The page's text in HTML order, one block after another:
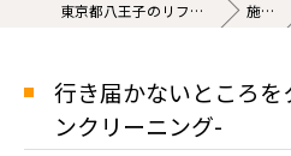
東京都八王子のリフォームなら株式会社H&C 施工事例
行き届かないところを
ンクリーニング-